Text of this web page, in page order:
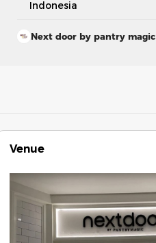
Indonesia
Next door by pantry magic
Venue